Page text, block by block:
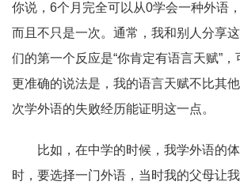
你说，6个月完全可以从0学会一种外语
而且不只是一次。通常，我和别人分享
们的第一个反应是“你肯定有语言天赋”
更准确的说法是，我的语言天赋不比其
次学外语的失败经历能证明这一点。
比如，在中学的时候，我学外语的
时，要选择一门外语，当时我的父母让